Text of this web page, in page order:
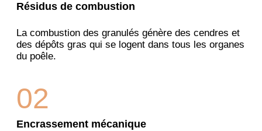
Résidus de combustion
La combustion des granulés génère des cendres et
des dépôts gras qui se logent dans tous les organes
du poêle.
02
Encrassement mécanique